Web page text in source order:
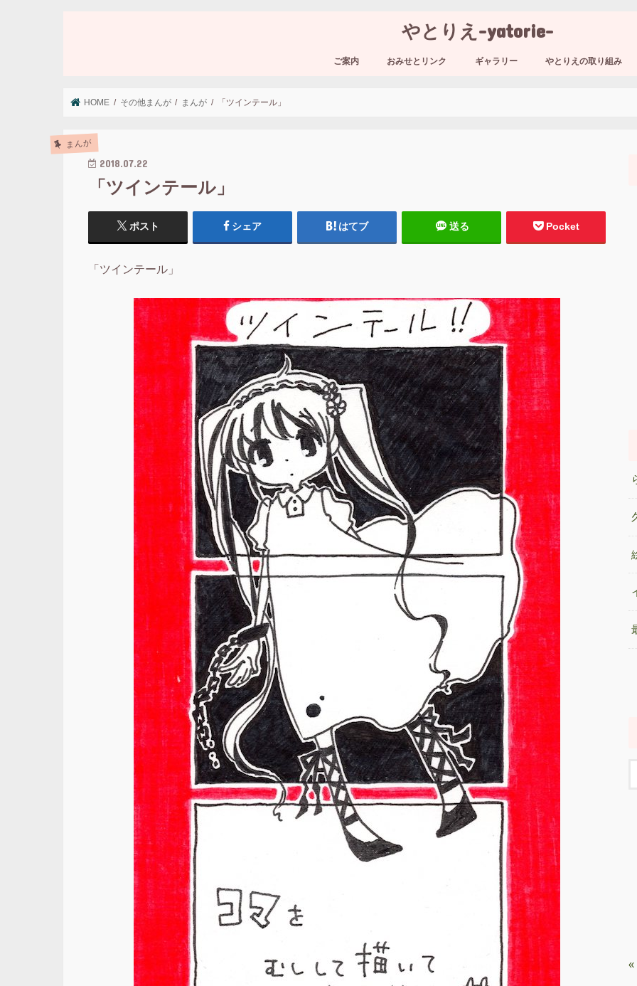
やとりえ-yatorie-
ご案内 おみせとリンク ギャラリー やとりえの取り組み
HOME その他まんが まんが 「ツインテール」
まんが
2018.07.22
「ツインテール」
ポスト シェア はてブ 送る Pocket
「ツインテール」
«